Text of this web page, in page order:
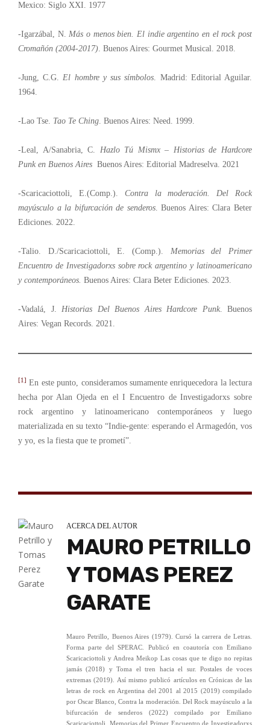
Mexico: Siglo XXI. 1977
-Igarzábal, N.Más o menos bien. El indie argentino en el rock post
Cromañón (2004-2017). Buenos Aires: Gourmet Musical. 2018.
-Jung, C.G.El hombre y sus símbolos. Madrid: Editorial Aguilar.
1964.
-Lao Tse. Tao Te Ching. Buenos Aires: Need. 1999.
-Leal, A/Sanabria, C. Hazlo Tú Mismx – Historias de Hardcore
Punk en Buenos Aires Buenos Aires: Editorial Madreselva. 2021
-Scaricaciottoli, E.(Comp.). Contra la moderación. Del Rock
mayúsculo a la bifurcación de senderos. Buenos Aires: Clara Beter
Ediciones. 2022.
-Talio. D./Scaricaciottoli, E. (Comp.). Memorias del Primer
Encuentro de Investigadorxs sobre rock argentino y latinoamericano
y contemporáneos. Buenos Aires: Clara Beter Ediciones. 2023.
-Vadalá, J. Historias Del Buenos Aires Hardcore Punk. Buenos
Aires: Vegan Records. 2021.
[1] En este punto, consideramos sumamente enriquecedora la lectura
hecha por Alan Ojeda en el I Encuentro de Investigadorxs sobre
rock argentino y latinoamericano contemporáneos y luego
materializada en su texto “Indie-gente: esperando el Armagedón, vos
y yo, es la fiesta que te prometí”.
ACERCA DEL AUTOR
MAURO PETRILLO
Y TOMAS PEREZ
GARATE
Mauro Petrillo, Buenos Aires (1979). Cursó la carrera de Letras.
Forma parte del SPERAC. Publicó en coautoría con Emiliano
Scaricaciottoli y Andrea Meikop Las cosas que te digo no repitas
jamás (2018) y Toma el tren hacia el sur. Postales de voces
extremas (2019). Así mismo publicó artículos en Crónicas de las
letras de rock en Argentina del 2001 al 2015 (2019) compilado
por Oscar Blanco, Contra la moderación. Del Rock mayúsculo a la
bifurcación de senderos (2022) compilado por Emiliano
Scaricaciottoli, Memorias del Primer Encuentro de Investigadorxs